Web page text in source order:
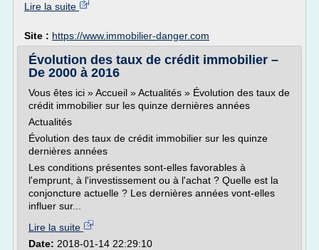
Lire la suite
Site : https://www.immobilier-danger.com
Évolution des taux de crédit immobilier –
De 2000 à 2016
Vous êtes ici » Accueil » Actualités » Évolution des taux de
crédit immobilier sur les quinze dernières années
Actualités
Évolution des taux de crédit immobilier sur les quinze
dernières années
Les conditions présentes sont-elles favorables à
l'emprunt, à l'investissement ou à l'achat ? Quelle est la
conjoncture actuelle ? Les dernières années vont-elles
influer sur...
Lire la suite
Date: 2018-01-14 22:29:10